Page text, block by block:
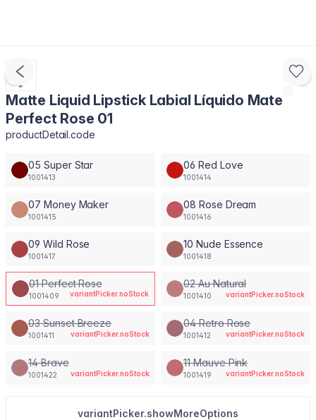
Matte Liquid Lipstick Labial Líquido Mate
Perfect Rose 01
productDetail.code
05 Super Star
1001413
06 Red Love
1001414
07 Money Maker
1001415
08 Rose Dream
1001416
09 Wild Rose
1001417
10 Nude Essence
1001418
01 Perfect Rose
1001409 variantPicker.noStock
02 Au Natural
1001410 variantPicker.noStock
03 Sunset Breeze
1001411 variantPicker.noStock
04 Retro Rose
1001412 variantPicker.noStock
14 Brave
1001422 variantPicker.noStock
11 Mauve Pink
1001419 variantPicker.noStock
variantPicker.showMoreOptions